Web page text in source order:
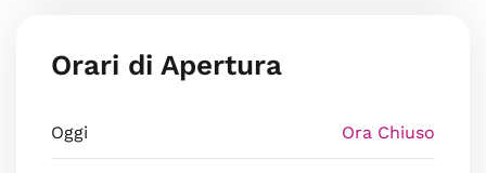
Orari di Apertura
Oggi Ora Chiuso